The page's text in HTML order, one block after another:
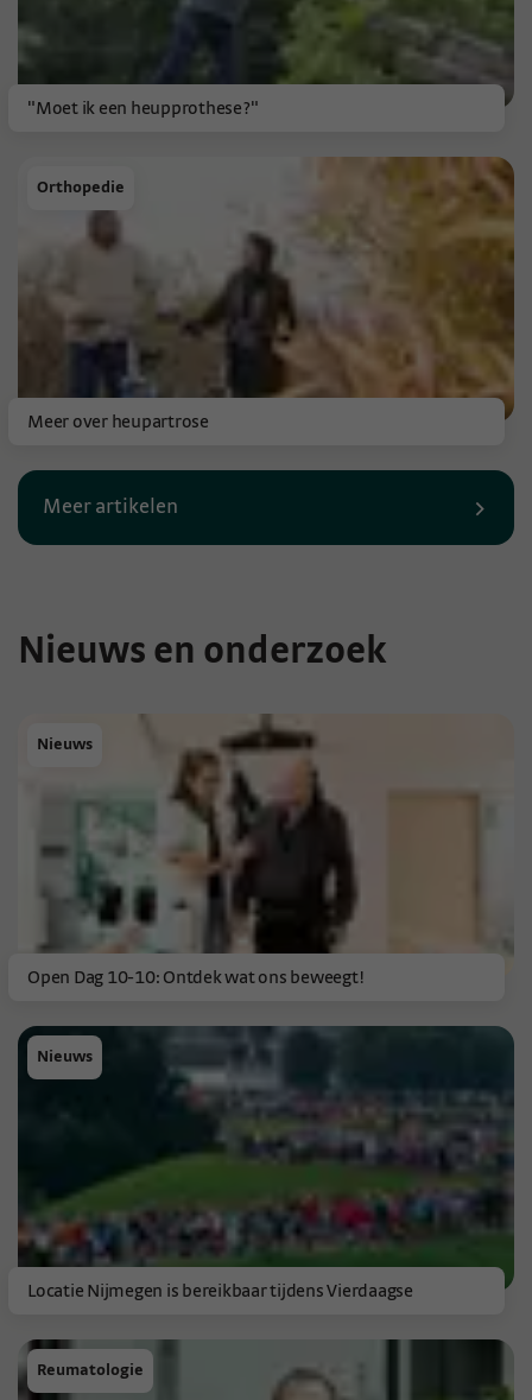
"Moet ik een heupprothese?"
Meer over heupartrose
Orthopedie
Meer artikelen
Nieuws en onderzoek
Open Dag 10-10: Ontdek wat ons beweegt!
Nieuws
Locatie Nijmegen is bereikbaar tijdens Vierdaagse
Nieuws
Reumatologie